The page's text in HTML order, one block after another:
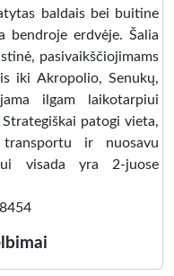
baldais bei buitine
bendroje erdvėje. Šalia
pasivaikščiojimams
iki Akropolio, Senukų,
ilgam laikotarpiui
patogi vieta,
transportu ir nuosavu
visada yra 2-juose